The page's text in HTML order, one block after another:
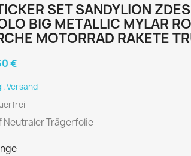
SET SANDYLION
BIG METALLIC MYLAR
MOTORRAD RAKETE
€
Versand
Neutraler Trägerfolie